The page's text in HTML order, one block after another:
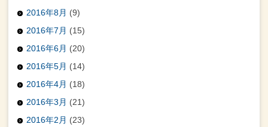
2016年8月 (9)
2016年7月 (15)
2016年6月 (20)
2016年5月 (14)
2016年4月 (18)
2016年3月 (21)
2016年2月 (23)